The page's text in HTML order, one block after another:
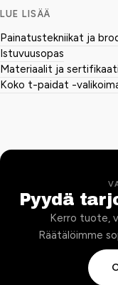
LUE LISÄÄ
Painatustekniikat ja
Istuvuusopas
Materiaalit ja
Koko t-paidat -
Pyydä
Kerro tuote,
Räätälöimme